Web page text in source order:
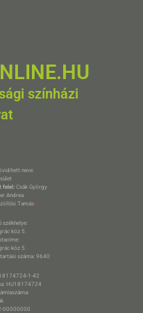
színházi
neve:
felel:Csák György
Andrea
Tamás *
székhelye:
köz 5.
köz 5.
száma: 9640
1-42
HU18174724
00000000